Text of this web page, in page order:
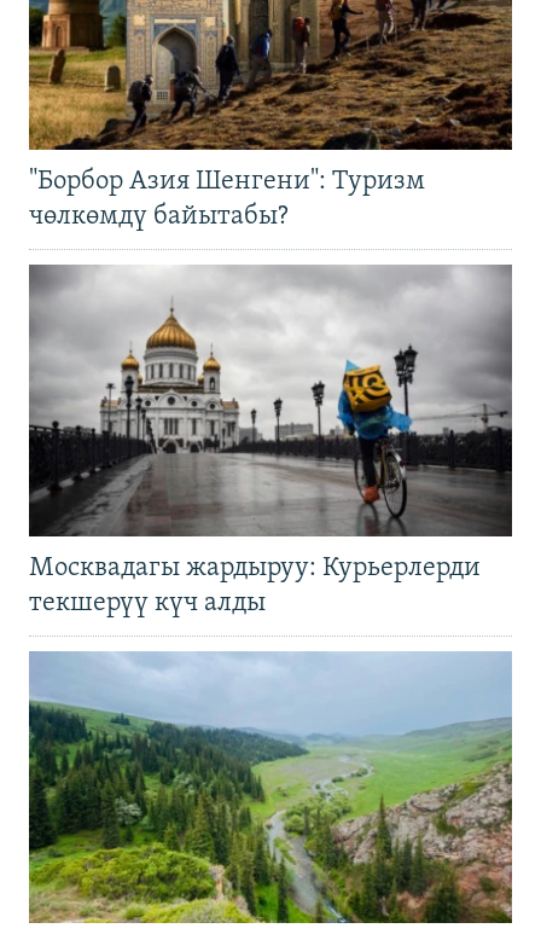
"Борбор Азия Шенгени": Туризм
чөлкөмдү байытабы?
Москвадагы жардыруу: Курьерлерди
текшерүү күч алды